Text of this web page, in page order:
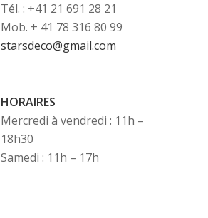
Tél. : +41 21 691 28 21
Mob. + 41 78 316 80 99
starsdeco@gmail.com
HORAIRES
Mercredi à vendredi : 11h –
18h30
Samedi : 11h – 17h